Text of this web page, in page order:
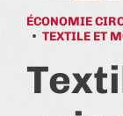
ÉCONOMIE
TEXTILE ET